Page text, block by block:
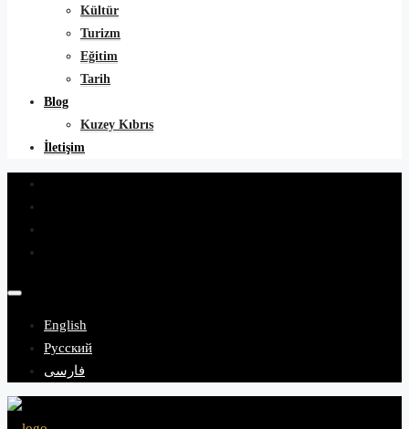
Kültür
Turizm
Eğitim
Tarih
Blog
Kuzey Kıbrıs
İletişim
English
Русский
فارسی